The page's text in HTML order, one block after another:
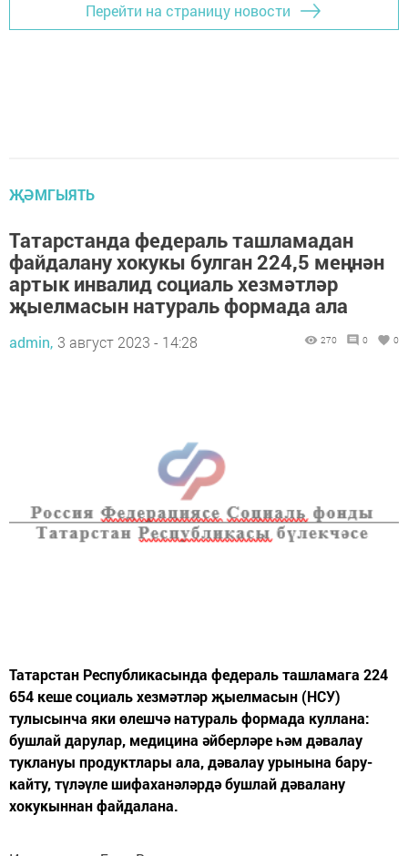
Перейти на страницу новости
ҖӘМГЫЯТЬ
Татарстанда федераль ташламадан
файдалану хокукы булган 224,5 меңнән
артык инвалид социаль хезмәтләр
җыелмасын натураль формада ала
admin, 3 август 2023 - 14:28 270 0 0
Татарстан Республикасында федераль ташламага 224
654 кеше социаль хезмәтләр җыелмасын (НСУ)
тулысынча яки өлешчә натураль формада куллана:
бушлай дарулар, медицина әйберләре һәм дәвалау
туклануы продуктлары ала, дәвалау урынына бару-
кайту, түләүле шифаханәләрдә бушлай дәвалану
хокукыннан файдалана.